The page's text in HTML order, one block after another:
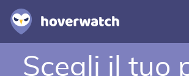
Funzionalità
Scegli il tuo